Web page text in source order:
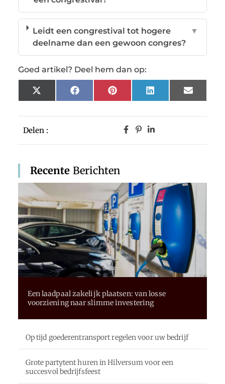
Delen :
Recente Berichten
Een laadpaal zakelijk plaatsen: van losse
voorziening naar slimme investering
Op tijd goederentransport regelen voor uw bedrijf
Grote partytent huren in Hilversum voor een
succesvol bedrijfsfeest
Leidt een congrestival tot hogere
deelname dan een gewoon congres?
▼
Goed artikel? Deel hem dan op:
X
(Twitter)
FacebookPinterestLinkedInEmail